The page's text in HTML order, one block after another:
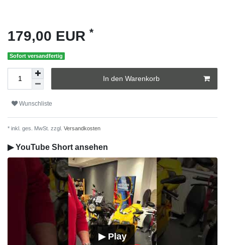
179,00 EUR *
Sofort versandfertig
In den Warenkorb
Wunschliste
* inkl. ges. MwSt. zzgl. Versandkosten
▶ YouTube Short ansehen
▶ Play